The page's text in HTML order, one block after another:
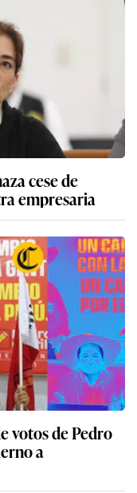
cese de
empresaria
votos de Pedro
a